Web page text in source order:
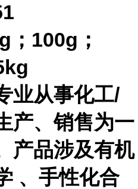
；100g；
业从事化工/
产、销售为一
产品涉及有机
、手性化合